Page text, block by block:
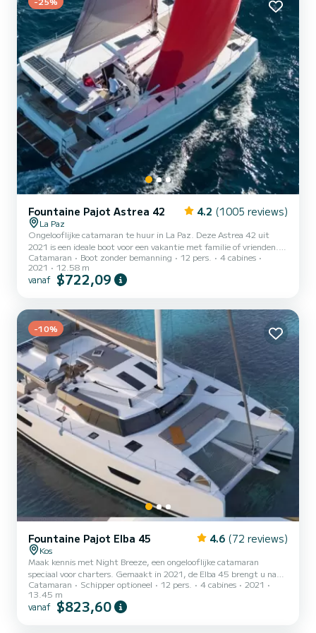
Fountaine Pajot Astrea 42 4.2 (1005 reviews)
La Paz
Ongelooflijke catamaran te huur in La Paz. Deze Astrea 42 uit
2021 is een ideale boot voor een vakantie met familie of vrienden.
De catamaran is 13 meter lang met 100 pk. De 4 hutten bieden
plaats aan 12 passagiers tijdens het cruisen. Deze Astrea 42 is
uitgerust met 4 toiletten met een douche. Deze boot is uitgerust
Buitenboordmotor, Luidsprekers, Dekdouche, Watermaker,
Elektri...
Catamaran Boot zonder bemanning 12 pers.
4 cabines
2021
12.58 m
vanaf $722,09
-10%
Fountaine Pajot Elba 45 4.6 (72 reviews)
Kos
Maak kennis met Night Breeze, een ongelooflijke catamaran
speciaal voor charters. Gemaakt in 2021, de Elba 45 brengt u naar
de mooiste ankerplaatsen in Kos. De boot heeft 4 volledig
uitgeruste hut(ten) en een capaciteit van 10 personen. Met een
totale lengte van 14 meter is het uw beste bondgenoot om een
Catamaran Schipper optioneel 12 pers. 4 cabines
2021
13.45 m
vanaf $823,60